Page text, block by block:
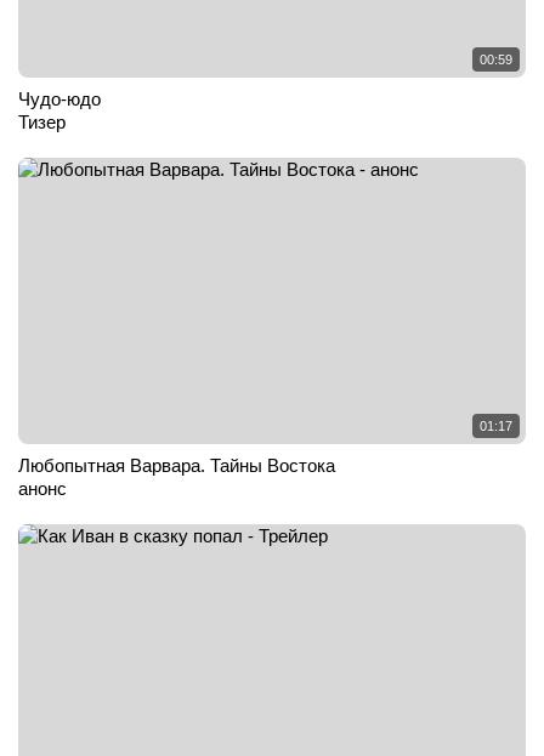
00:59
Чудо-юдо
Тизер
01:17
Любопытная Варвара. Тайны Востока
анонс